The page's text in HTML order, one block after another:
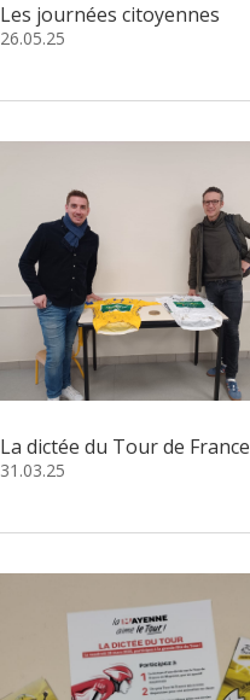
Les journées citoyennes
26.05.25
La dictée du Tour de France
31.03.25